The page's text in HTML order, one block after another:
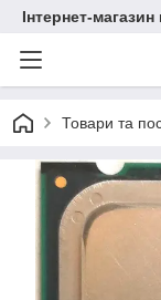
Інтернет-
Товари та